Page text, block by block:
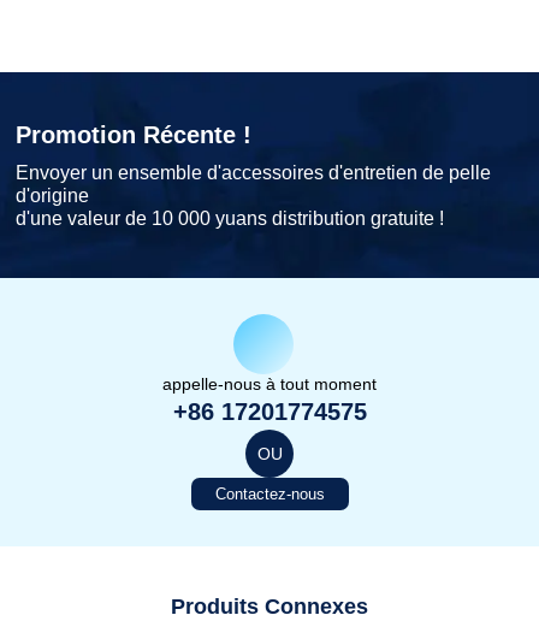
Promotion Récente !
Envoyer un ensemble d'accessoires d'entretien de pelle
d'origine
d'une valeur de 10 000 yuans distribution gratuite !
appelle-nous à tout moment
+86 17201774575
OU
Contactez-nous
Produits Connexes